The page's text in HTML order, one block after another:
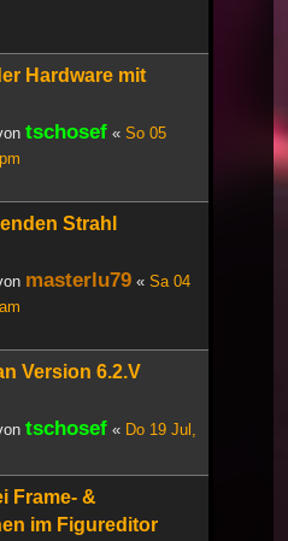
Hardware mit
tschosef « So 05
Strahl
masterlu79 « Sa 04
Version 6.2.V
tschosef « Do 19 Jul,
Frame- &
im Figureditor